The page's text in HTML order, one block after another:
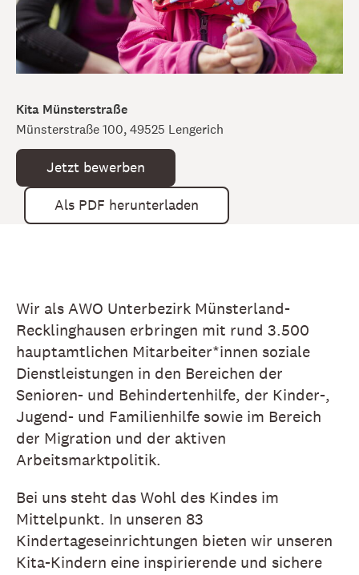
Kita Münsterstraße
Münsterstraße 100, 49525 Lengerich
Jetzt bewerben
Als PDF herunterladen
Wir als AWO Unterbezirk Münsterland-
Recklinghausen erbringen mit rund 3.500
hauptamtlichen Mitarbeiter*innen soziale
Dienstleistungen in den Bereichen der
Senioren- und Behindertenhilfe, der Kinder-,
Jugend- und Familienhilfe sowie im Bereich
der Migration und der aktiven
Arbeitsmarktpolitik.
Bei uns steht das Wohl des Kindes im
Mittelpunkt. In unseren 83
Kindertageseinrichtungen bieten wir unseren
Kita-Kindern eine inspirierende und sichere